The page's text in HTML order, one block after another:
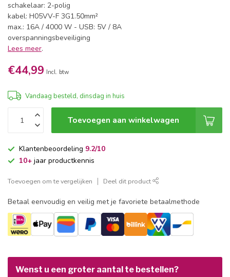
schakelaar: 2-polig
kabel: H05VV-F 3G1.50mm²
max.: 16A / 4000 W - USB: 5V / 8A
overspanningsbeveiliging
Lees meer.
€44,99 Incl. btw
Vandaag besteld, dinsdag in huis
Toevoegen aan winkelwagen
Klantenbeoordeling 9.2/10
10+ jaar productkennis
Toevoegen om te vergelijken Deel dit product
Betaal eenvoudig en veilig met je favoriete betaalmethode
Wenst u een groter aantal te bestellen?